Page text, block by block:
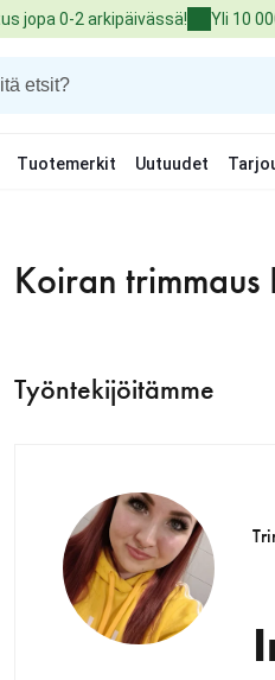
jopa 0-2 arkipäivässä! Yli 10
Tuotemerkit Uutuudet
Koiran trimmaus
Työntekijöitämme